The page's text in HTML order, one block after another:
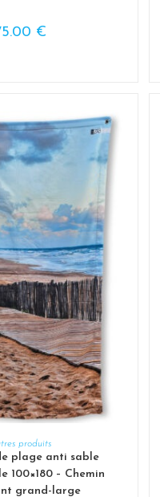
€
AU PANIER
produits
plage anti sable
100×180 – Chemin
grand-large